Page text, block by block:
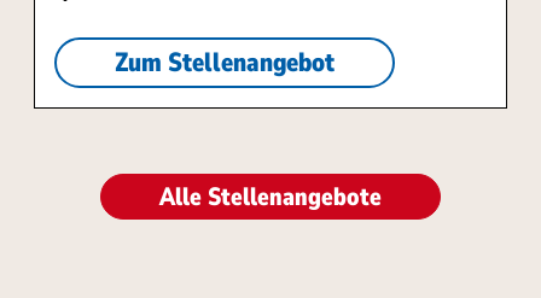
Zum Stellenangebot
Alle Stellenangebote